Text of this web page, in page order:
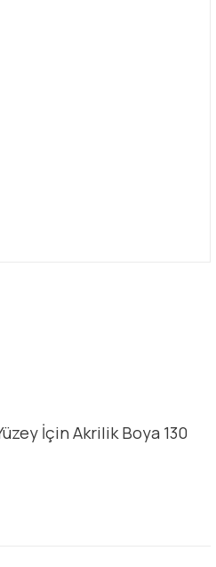
İçin Akrilik Boya 130